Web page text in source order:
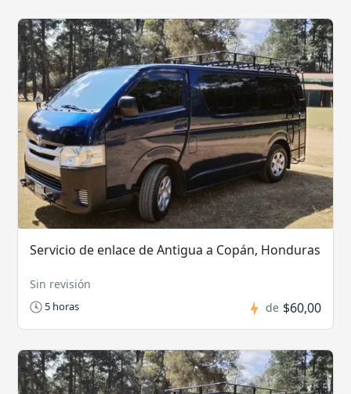
Servicio de enlace de Antigua a Copán, Honduras
Sin revisión
5 horas de $60,00